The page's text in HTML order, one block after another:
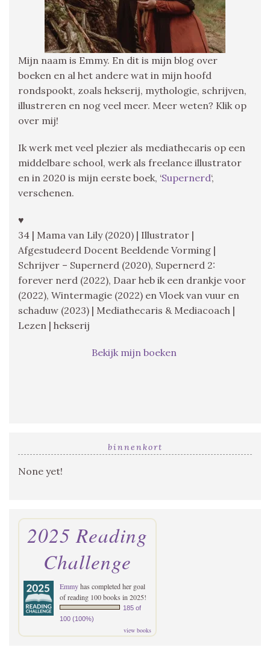
Mijn naam is Emmy. En dit is mijn blog over
boeken en al het andere wat in mijn hoofd
rondspookt, zoals hekserij, mythologie, schrijven,
illustreren en nog veel meer. Meer weten? Klik op
over mij!
Ik werk met veel plezier als mediathecaris op een
middelbare school, werk als freelance illustrator
en in 2020 is mijn eerste boek, ‘Supernerd‘,
verschenen.
♥
34 | Mama van Lily (2020) | Illustrator |
Afgestudeerd Docent Beeldende Vorming |
Schrijver – Supernerd (2020), Supernerd 2:
forever nerd (2022), Daar heb ik een drankje voor
(2022), Wintermagie (2022) en Vloek van vuur en
schaduw (2023) | Mediathecaris & Mediacoach |
Lezen | hekserij
Bekijk mijn boeken
binnenkort
None yet!
2025 Reading
Challenge
Emmyhas completed her goal
of reading 100 books in 2025!
185 of
100 (100%)
view books